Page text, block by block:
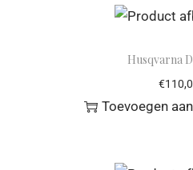
Husqvarna
€
Toevoegen